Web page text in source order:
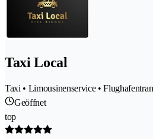
Taxi Local
Taxi • Limousinenservice •
Geöffnet
top